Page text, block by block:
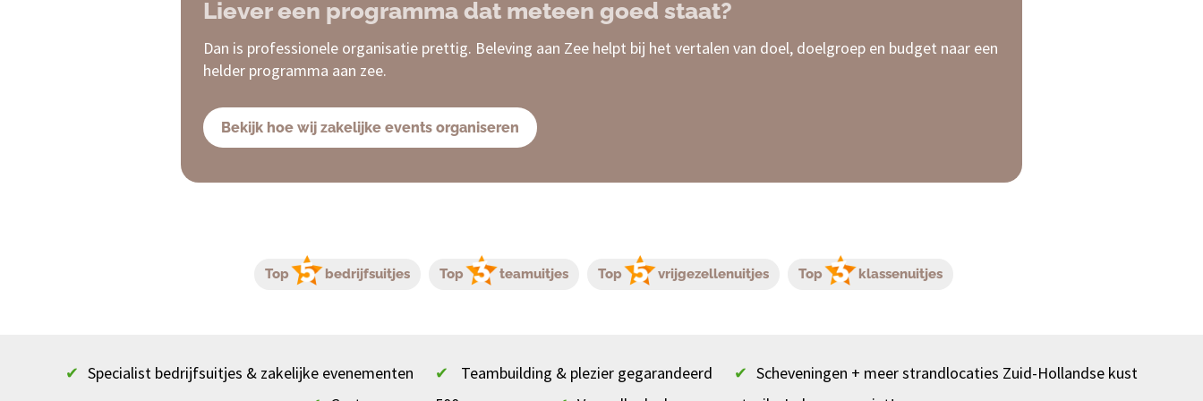
Liever een programma dat meteen goed staat?
Dan is professionele organisatie prettig. Beleving aan Zee helpt bij het vertalen van doel, doelgroep en budget naar een
helder programma aan zee.
Bekijk hoe wij zakelijke events organiseren
Top bedrijfsuitjes Top teamuitjes Top vrijgezellenuitjes Top klassenuitjes
✔ Specialist bedrijfsuitjes & zakelijke evenementen ✔ Teambuilding & plezier gegarandeerd ✔ Scheveningen + meer strandlocaties Zuid-Hollandse kust